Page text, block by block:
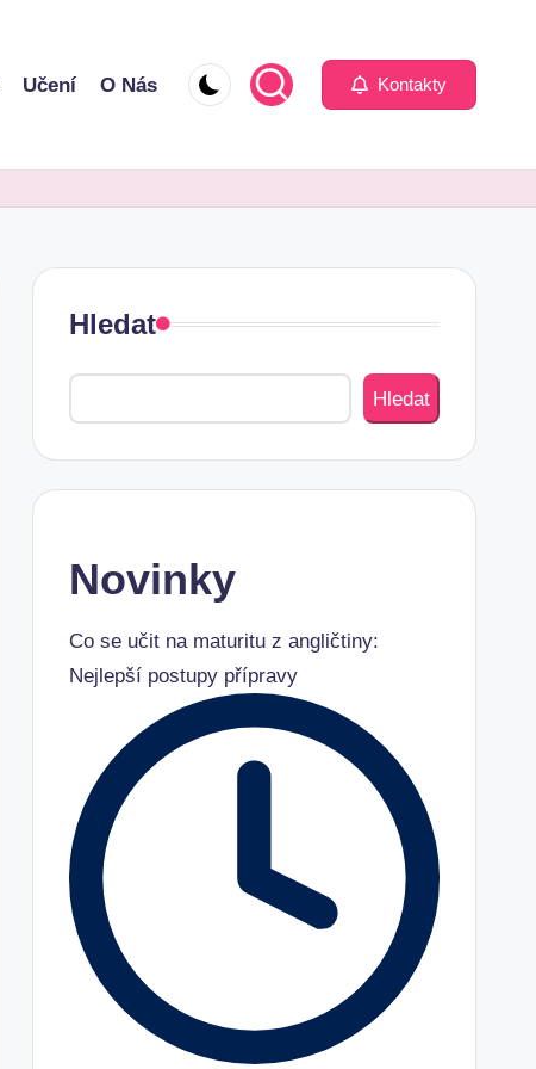
Učení O Nás Kontakty
Hledat
Hledat
Novinky
Co se učit na maturitu z angličtiny:
Nejlepší postupy přípravy